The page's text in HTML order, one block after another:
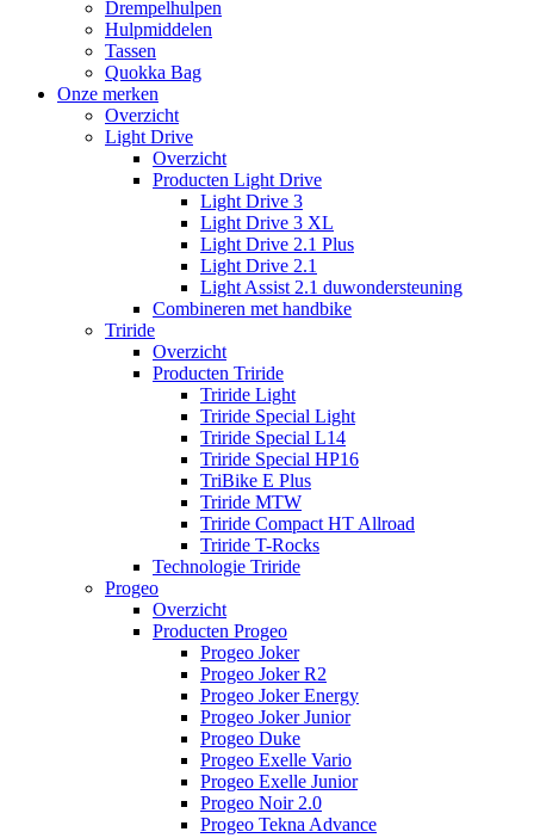
Drempelhulpen
Hulpmiddelen
Tassen
Quokka Bag
Onze merken
Overzicht
Light Drive
Overzicht
Producten Light Drive
Light Drive 3
Light Drive 3 XL
Light Drive 2.1 Plus
Light Drive 2.1
Light Assist 2.1 duwondersteuning
Combineren met handbike
Triride
Overzicht
Producten Triride
Triride Light
Triride Special Light
Triride Special L14
Triride Special HP16
TriBike E Plus
Triride MTW
Triride Compact HT Allroad
Triride T-Rocks
Technologie Triride
Progeo
Overzicht
Producten Progeo
Progeo Joker
Progeo Joker R2
Progeo Joker Energy
Progeo Joker Junior
Progeo Duke
Progeo Exelle Vario
Progeo Exelle Junior
Progeo Noir 2.0
Progeo Tekna Advance